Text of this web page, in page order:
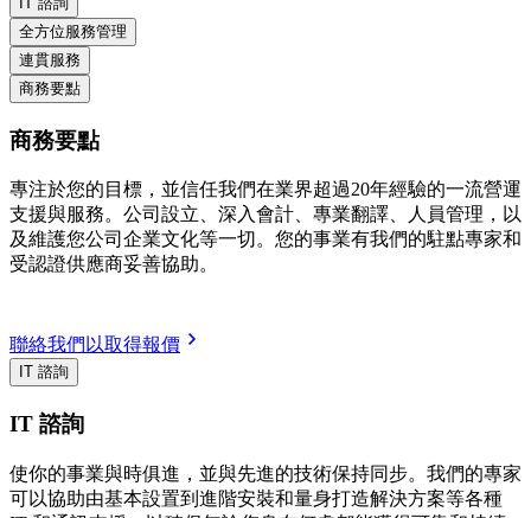
全方位服務管理
連貫服務
商務要點
商務要點
專注於您的目標，並信任我們在業界超過20年經驗的一流營運
支援與服務。公司設立、深入會計、專業翻譯、人員管理，以
及維護您公司企業文化等一切。您的事業有我們的駐點專家和
受認證供應商妥善協助。
聯絡我們以取得報價
IT 諮詢
IT 諮詢
使你的事業與時俱進，並與先進的技術保持同步。我們的專家
可以協助由基本設置到進階安裝和量身打造解決方案等各種